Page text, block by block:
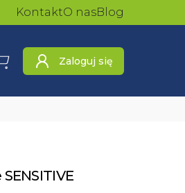
KontaktO nasBlog
Koszyk Zaloguj się